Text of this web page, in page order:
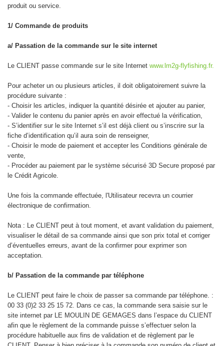
produit ou service.
1/ Commande de produits
a/ Passation de la commande sur le site internet
Le CLIENT passe commande sur le site Internet www.lm2g-flyfishing.fr.
Pour acheter un ou plusieurs articles, il doit obligatoirement suivre la
procédure suivante :
- Choisir les articles, indiquer la quantité désirée et ajouter au panier,
- Valider le contenu du panier après en avoir effectué la vérification,
- S’identifier sur le site Internet s’il est déjà client ou s’inscrire sur la
fiche d’identification qu’il aura soin de renseigner,
- Choisir le mode de paiement et accepter les Conditions générale de
vente,
- Procéder au paiement par le système sécurisé 3D Secure proposé par
le Crédit Agricole.
Une fois la commande effectuée, l'Utilisateur recevra un courrier
électronique de confirmation.
Nota : Le CLIENT peut à tout moment, et avant validation du paiement,
visualiser le détail de sa commande ainsi que son prix total et corriger
d’éventuelles erreurs, avant de la confirmer pour exprimer son
acceptation.
b/ Passation de la commande par téléphone
Le CLIENT peut faire le choix de passer sa commande par téléphone. :
00 33 (0)2 33 25 15 72. Dans ce cas, la commande sera saisie sur le
site internet par LE MOULIN DE GEMAGES dans l’espace du CLIENT
afin que le règlement de la commande puisse s’effectuer selon la
procédure habituelle aux fins de validation et de règlement par le